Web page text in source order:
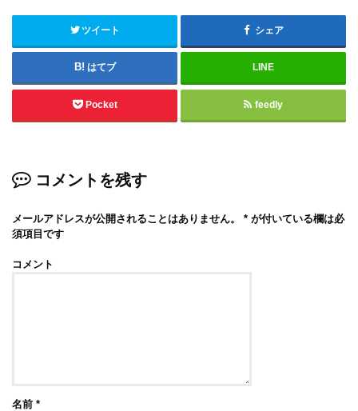
ツイート シェア
はてブ LINE
Pocket feedly
コメントを残す
メールアドレスが公開されることはありません。 * が付いている欄は必
須項目です
コメント
名前*